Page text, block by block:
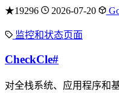
★19296 2026-07-20
监控和状态页面
CheckCle#
对全栈系统、应用程序和